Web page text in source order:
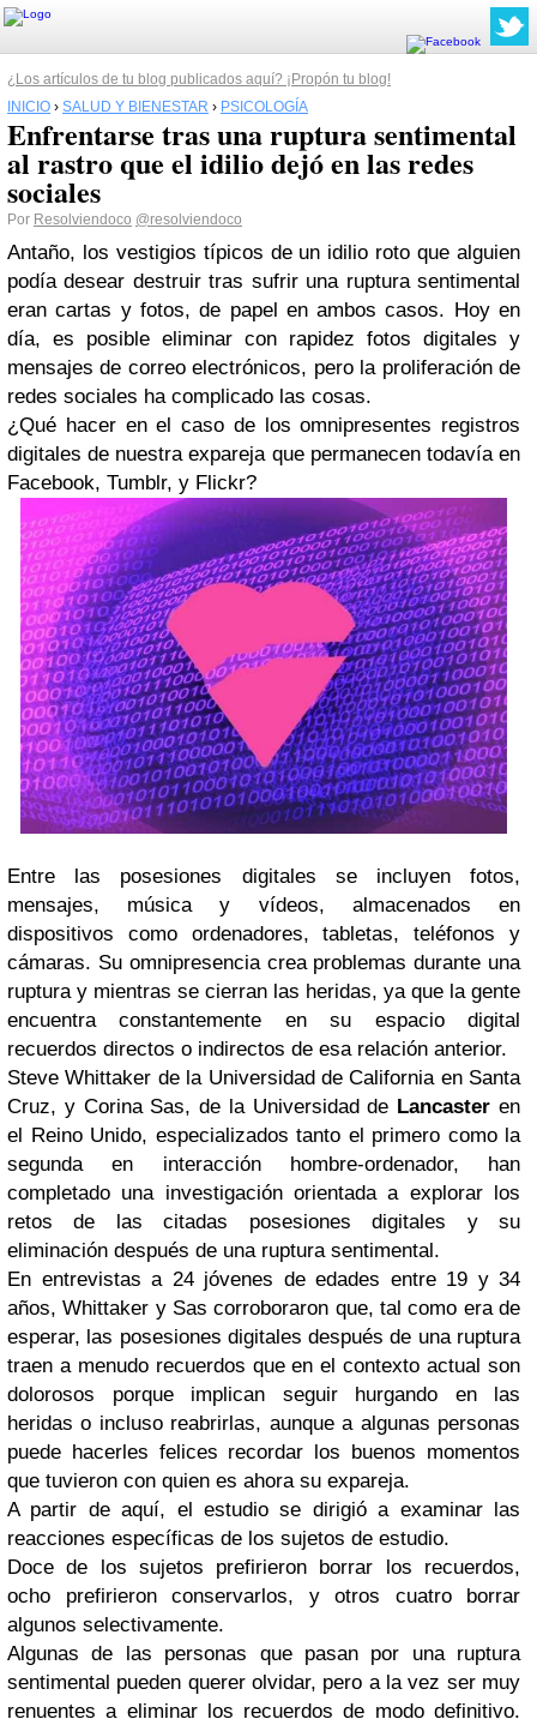
¿Los artículos de tu blog publicados aquí? ¡Propón tu blog!
INICIO › SALUD Y BIENESTAR › PSICOLOGÍA
Enfrentarse tras una ruptura sentimental
al rastro que el idilio dejó en las redes
sociales
Por Resolviendoco @resolviendoco
Antaño, los vestigios típicos de un idilio roto que alguien
podía desear destruir tras sufrir una ruptura sentimental
eran cartas y fotos, de papel en ambos casos. Hoy en
día, es posible eliminar con rapidez fotos digitales y
mensajes de correo electrónicos, pero la proliferación de
redes sociales ha complicado las cosas.
¿Qué hacer en el caso de los omnipresentes registros
digitales de nuestra expareja que permanecen todavía en
Facebook, Tumblr, y Flickr?
Entre las posesiones digitales se incluyen fotos,
mensajes, música y vídeos, almacenados en
dispositivos como ordenadores, tabletas, teléfonos y
cámaras. Su omnipresencia crea problemas durante una
ruptura y mientras se cierran las heridas, ya que la gente
encuentra constantemente en su espacio digital
recuerdos directos o indirectos de esa relación anterior.
Steve Whittaker de la Universidad de California en Santa
Cruz, y Corina Sas, de la Universidad de Lancaster en
el Reino Unido, especializados tanto el primero como la
segunda en interacción hombre-ordenador, han
completado una investigación orientada a explorar los
retos de las citadas posesiones digitales y su
eliminación después de una ruptura sentimental.
En entrevistas a 24 jóvenes de edades entre 19 y 34
años, Whittaker y Sas corroboraron que, tal como era de
esperar, las posesiones digitales después de una ruptura
traen a menudo recuerdos que en el contexto actual son
dolorosos porque implican seguir hurgando en las
heridas o incluso reabrirlas, aunque a algunas personas
puede hacerles felices recordar los buenos momentos
que tuvieron con quien es ahora su expareja.
A partir de aquí, el estudio se dirigió a examinar las
reacciones específicas de los sujetos de estudio.
Doce de los sujetos prefirieron borrar los recuerdos,
ocho prefirieron conservarlos, y otros cuatro borrar
algunos selectivamente.
Algunas de las personas que pasan por una ruptura
sentimental pueden querer olvidar, pero a la vez ser muy
renuentes a eliminar los recuerdos de modo definitivo.